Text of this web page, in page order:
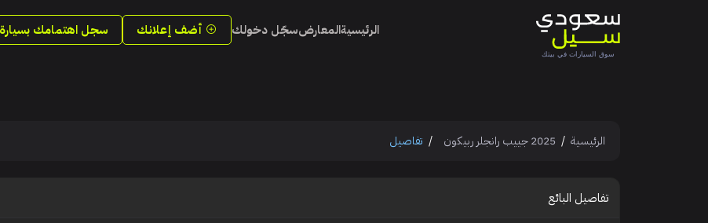
الرئيسيةالمعارضسجّل دخولك أضف إعلانك سجل اهتمامك بسيارة
الرئيسية 2025 جييب رانجلر ربيكون تفاصيل
تفاصيل البائع